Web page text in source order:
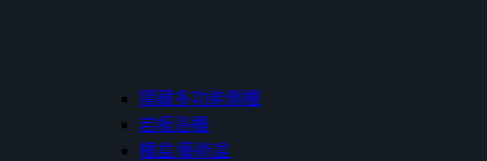
隱藏多功能側櫃
岩板浴櫃
櫃盆/藝術盆